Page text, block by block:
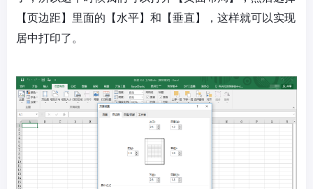
【页边距】里面的【水平】和【垂直】，这样就可以实现
居中打印了。